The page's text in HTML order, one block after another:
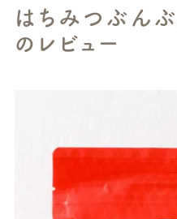
はちみつぶん
のレビュー